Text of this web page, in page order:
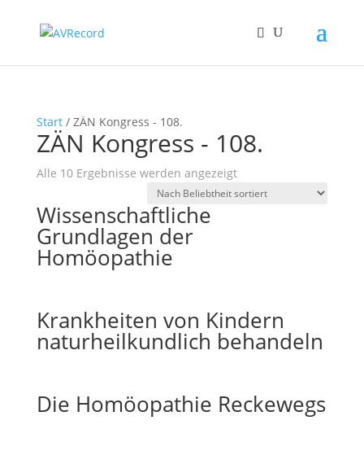
Start/ ZÄN Kongress - 108.
ZÄN Kongress - 108.
Alle 10 Ergebnisse werden angezeigtNach
Beliebtheit
Wissenschaftliche
Grundlagen der
Homöopathie
Krankheiten von Kindern
naturheilkundlich behandeln
Die Homöopathie Reckewegs